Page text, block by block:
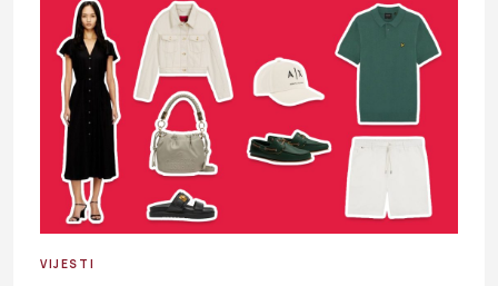
VIJESTI